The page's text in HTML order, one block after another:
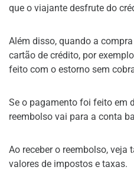
que o viajante desfrute do
Além disso, quando a
cartão de crédito, por
feito com o estorno sem
Se o pagamento foi feito em
reembolso vai para a conta
Ao receber o reembolso, veja
valores de impostos e taxas.